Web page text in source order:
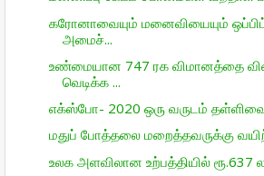
கரோனாவையும் மனைவியையும்
அமைச்...
உண்மையான 747 ரக விமானத்தை
வெடிக்க ...
எக்ஸ்போ- 2020 ஒரு வருடம்
மதுப் போத்தலை மறைத்தவருக்கு
உலக அளவிலான உற்பத்தியில் ரூ.637